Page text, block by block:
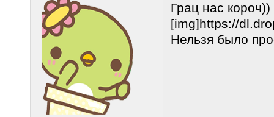
Грац нас короч))
[img]https://
Нельзя было